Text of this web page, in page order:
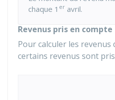
chaque 1 er avril.
Revenus pris en compte
Pour calculer les revenus
certains revenus sont